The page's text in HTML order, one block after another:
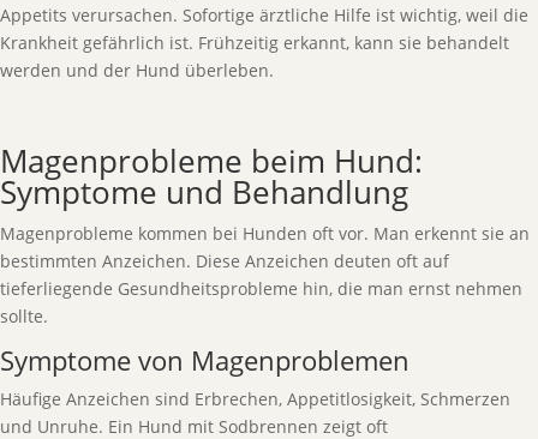
Appetits verursachen. Sofortige ärztliche Hilfe ist wichtig, weil die
Krankheit gefährlich ist. Frühzeitig erkannt, kann sie behandelt
werden und der Hund überleben.
Magenprobleme beim Hund:
Symptome und Behandlung
Magenprobleme kommen bei Hunden oft vor. Man erkennt sie an
bestimmten Anzeichen. Diese Anzeichen deuten oft auf
tieferliegende Gesundheitsprobleme hin, die man ernst nehmen
sollte.
Symptome von Magenproblemen
Häufige Anzeichen sind Erbrechen, Appetitlosigkeit, Schmerzen
und Unruhe. Ein Hund mit Sodbrennen zeigt oft